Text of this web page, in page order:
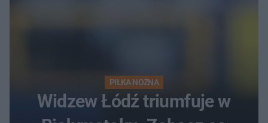
PIŁKA NOŻNA
Widzew Łódź triumfuje w